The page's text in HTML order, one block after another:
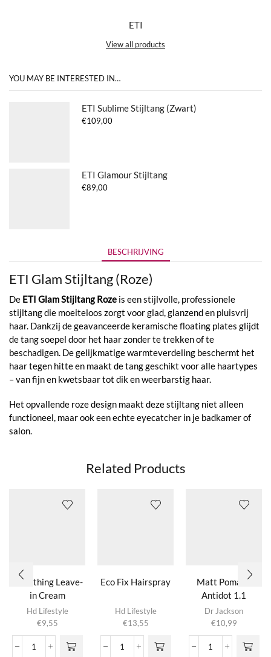
ETI
View all products
YOU MAY BE INTERESTED IN…
ETI Sublime Stijltang (Zwart)
€109,00
ETI Glamour Stijltang
€89,00
BESCHRIJVING
ETI Glam Stijltang (Roze)
De ETI Glam Stijltang Roze is een stijlvolle, professionele
stijltang die moeiteloos zorgt voor glad, glanzend en pluisvrij
haar. Dankzij de geavanceerde keramische floating plates glijdt
de tang soepel door het haar zonder te trekken of te
beschadigen. De gelijkmatige warmteverdeling beschermt het
haar tegen hitte en maakt de tang geschikt voor alle haartypes
– van fijn en kwetsbaar tot dik en weerbarstig haar.
Het opvallende roze design maakt deze stijltang niet alleen
functioneel, maar ook een echte eyecatcher in je badkamer of
salon.
Related Products
Smoothing Leave-
in Cream
Hd Lifestyle
€9,55
Smoothing
Eco Fix Hairspray
Hd Lifestyle
€13,55
Eco
Matt Pomade
Antidot 1.1
Dr Jackson
€10,99
Matt